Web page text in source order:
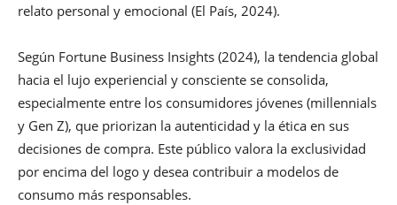
relato personal y emocional (El País, 2024).
Según Fortune Business Insights (2024), la tendencia global
hacia el lujo experiencial y consciente se consolida,
especialmente entre los consumidores jóvenes (millennials
y Gen Z), que priorizan la autenticidad y la ética en sus
decisiones de compra. Este público valora la exclusividad
por encima del logo y desea contribuir a modelos de
consumo más responsables.